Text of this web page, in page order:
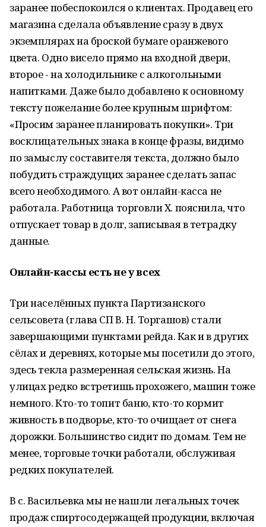
заранее побеспокоился о клиентах. Продавец его
магазина сделала объявление сразу в двух
экземплярах на броской бумаге оранжевого
цвета. Одно висело прямо на входной двери,
второе - на холодильнике с алкогольными
напитками. Даже было добавлено к основному
тексту пожелание более крупным шрифтом:
«Просим заранее планировать покупки». Три
восклицательных знака в конце фразы, видимо
по замыслу составителя текста, должно было
побудить страждущих заранее сделать запас
всего необходимого. А вот онлайн-касса не
работала. Работница торговли Х. пояснила, что
отпускает товар в долг, записывая в тетрадку
данные.
Онлайн-кассы есть не у всех
Три населённых пункта Партизанского
сельсовета (глава СП В. Н. Торгашов) стали
завершающими пунктами рейда. Как и в других
сёлах и деревнях, которые мы посетили до этого,
здесь текла размеренная сельская жизнь. На
улицах редко встретишь прохожего, машин тоже
немного. Кто-то топит баню, кто-то кормит
живность в подворье, кто-то очищает от снега
дорожки. Большинство сидит по домам. Тем не
менее, торговые точки работали, обслуживая
редких покупателей.
В с. Васильевка мы не нашли легальных точек
продаж спиртосодержащей продукции, включая